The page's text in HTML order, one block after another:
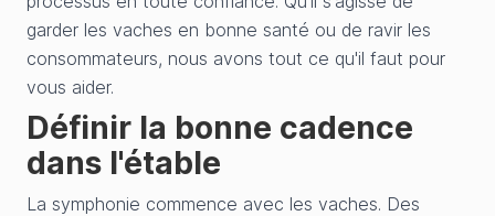
garder les vaches en bonne santé ou de ravir les
consommateurs, nous avons tout ce qu'il faut pour
vous aider.
Définir la bonne cadence
dans l'étable
La symphonie commence avec les vaches. Des